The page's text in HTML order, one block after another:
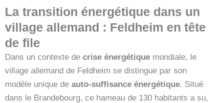
La transition énergétique dans un
village allemand : Feldheim en tête
de file
Dans un contexte de crise énergétique mondiale, le
village allemand de Feldheim se distingue par son
modèle unique de auto-suffisance énergétique. Situé
dans le Brandebourg, ce hameau de 130 habitants a su,